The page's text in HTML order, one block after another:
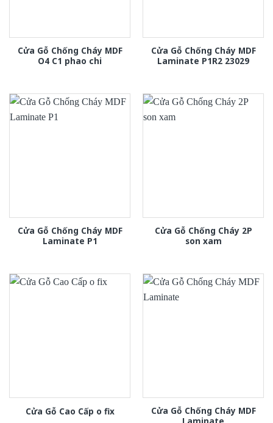
Cửa Gỗ Chống Cháy MDF
O4 C1 phao chi
Cửa Gỗ Chống Cháy MDF
Laminate P1R2 23029
Cửa Gỗ Chống Cháy MDF
Laminate P1
Cửa Gỗ Chống Cháy 2P
son xam
Cửa Gỗ Cao Cấp o fix
Cửa Gỗ Chống Cháy MDF